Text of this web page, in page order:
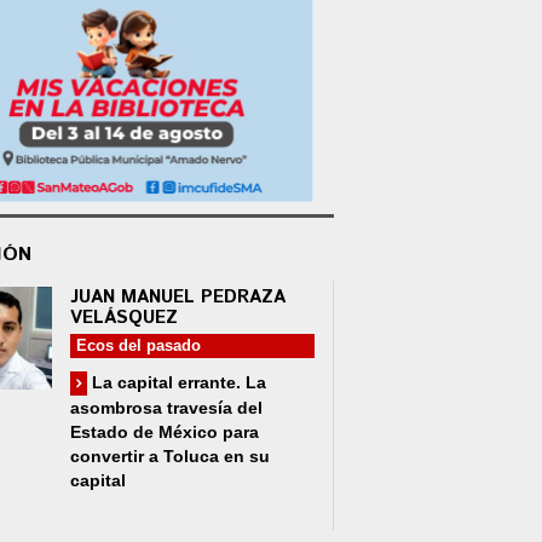
JUAN MANUEL PEDRAZA
VELÁSQUEZ
Ecos del pasado
La capital errante. La
asombrosa travesía del
Estado de México para
convertir a Toluca en su
capital